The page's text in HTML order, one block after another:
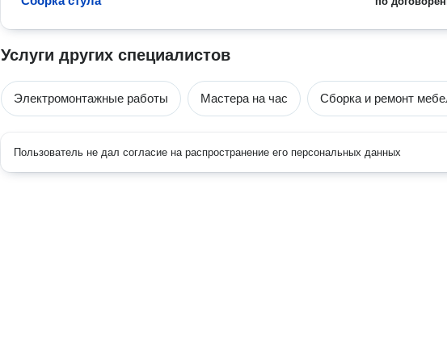
Услуги других специалистов
Электромонтажные работы Мастера на час Сборка и ремонт
Пользователь не дал согласие на распространение его персональных данных